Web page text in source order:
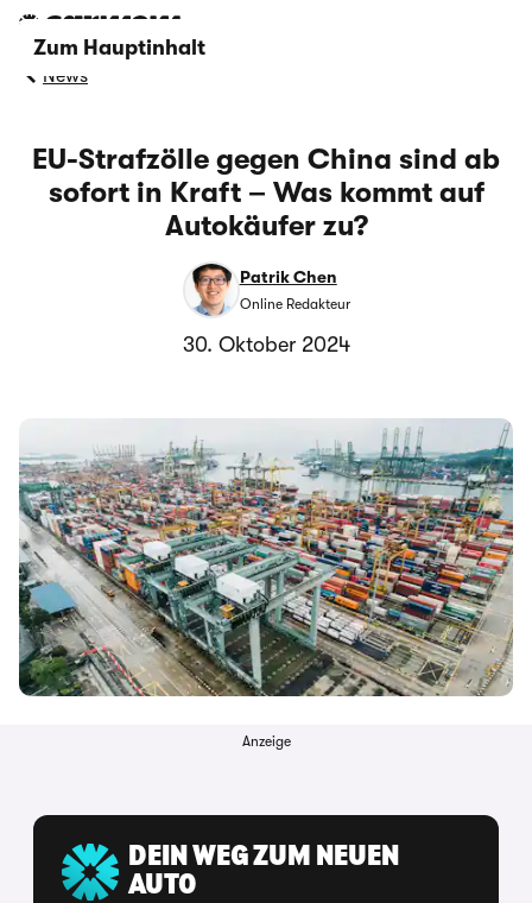
Zum Hauptinhalt
News
EU-Strafzölle gegen China sind ab
sofort in Kraft – Was kommt auf
Autokäufer zu?
Patrik Chen
Online Redakteur
30. Oktober 2024
Anzeige
DEIN WEG ZUM NEUEN
AUTO